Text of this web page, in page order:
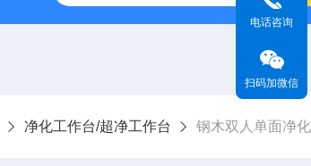
净化工作台/超净工作台 钢木双人单面净
电话咨询
扫码加微信